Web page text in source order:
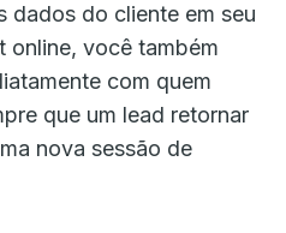
dados do cliente em seu
online, você também
com quem
que um lead retornar
nova sessão de